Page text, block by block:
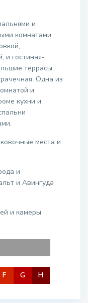
и
комнатами.
и гостиная-
террасы.
Одна из
и
кухни и
места и
и
и Авингуда
и камеры
F G H